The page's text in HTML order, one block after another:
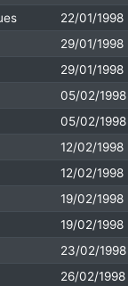
22/01/1998
29/01/1998
29/01/1998
05/02/1998
05/02/1998
12/02/1998
12/02/1998
19/02/1998
19/02/1998
23/02/1998
26/02/1998